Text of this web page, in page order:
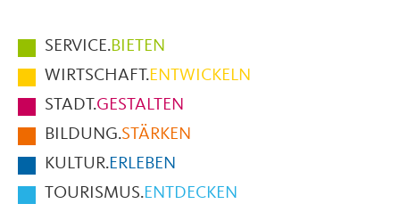
Hauptmenüpunkte
im
Fußbereich
der
Seite
SERVICE.BIETEN
WIRTSCHAFT.ENTWICKELN
STADT.GESTALTEN
BILDUNG.STÄRKEN
KULTUR.ERLEBEN
TOURISMUS.ENTDECKEN